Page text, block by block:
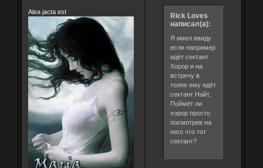
Alea jacta est
Rick Loves
написал(а):
Я имел ввиду
если например
идёт сектант
Хорор и на
встречу в
толпе ему идёт
сектант Найт,
Поймёт ли
хорор просто
посмотрев на
него что тот
сектант?